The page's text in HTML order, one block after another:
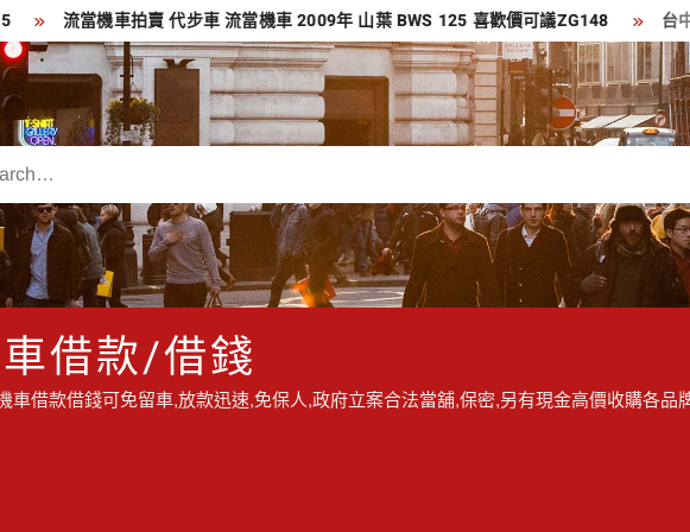
流當機車拍賣 代步車 流當機車 2009年 山葉 BWS 125 喜歡價可議ZG148 台中流當
借款/借錢
車借款借錢可免留車,放款迅速,免保人,政府立案合法當舖,保密,另有現金高價收購各